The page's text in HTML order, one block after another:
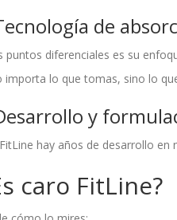
de
puntos diferenciales es su
importa lo que tomas, sino lo
y
hay años de desarrollo
caro FitLine?